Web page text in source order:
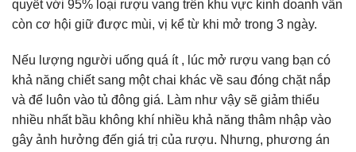
quyết với 95% loại rượu vang trên khu vực kinh doanh vẫn
còn cơ hội giữ được mùi, vị kể từ khi mở trong 3 ngày.
Nếu lượng người uống quá ít , lúc mở rượu vang bạn có
khả năng chiết sang một chai khác về sau đóng chặt nắp
và để luôn vào tủ đông giá. Làm như vậy sẽ giảm thiểu
nhiều nhất bầu không khí nhiều khả năng thâm nhập vào
gây ảnh hưởng đến giá trị của rượu. Nhưng, phương án